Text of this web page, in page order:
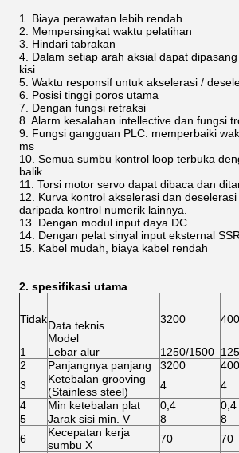
1. Biaya perawatan lebih rendah
2. Mempersingkat waktu pelatihan
3. Hindari tabrakan
4. Dalam setiap arah aksial dapat
kisi
5. Waktu responsif untuk akselerasi /
6. Posisi tinggi poros utama
7. Dengan fungsi retraksi
8. Alarm kesalahan intellective dan fungsi
9. Fungsi gangguan PLC: memperbaiki
ms
10. Semua sumbu kontrol loop terbuka
balik
11. Torsi motor servo dapat dibaca dan
12. Kurva kontrol akselerasi dan
daripada kontrol numerik lainnya.
13. Dengan modul input daya DC
14. Dengan pelat sinyal input eksternal SSR
15. Kabel mudah, biaya kabel rendah
2. spesifikasi utama
TidakData teknis
Model
3200
1 Lebar alur 1250/1500
2
Panjangnya panjang 3200
3
Ketebalan grooving
(Stainless steel)
4 4
4
Min ketebalan plat 0,4 0,4
5
Jarak sisi min. V 8 8
6
Kecepatan kerja
sumbu X
70 70